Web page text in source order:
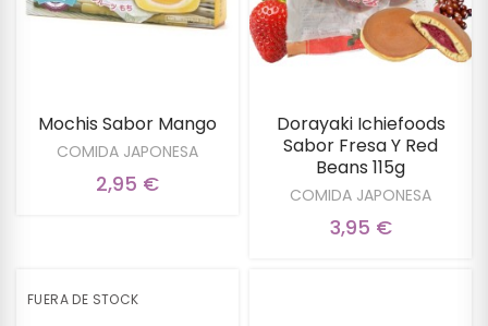
Mochis Sabor Mango
COMIDA JAPONESA
2,95 €
Dorayaki Ichiefoods
Sabor Fresa Y Red
Beans 115g
COMIDA JAPONESA
3,95 €
FUERA DE STOCK